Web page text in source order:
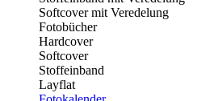
Softcover mit Veredelung
Fotobücher
Hardcover
Softcover
Stoffeinband
Layflat